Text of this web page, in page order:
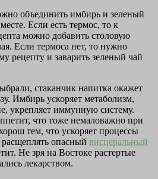
объединить имбирь и зеленый
Если есть термос, то к
можно добавить столовую
Если термоса нет, то нужно
рецепту и заварить зеленый чай
стаканчик напитка окажет
Имбирь ускоряет метаболизм,
укрепляет иммунную систему.
что тоже немаловажно при
тем, что ускоряет процессы
опасный висцеральный
Не зря на Востоке растертые
лекарством.